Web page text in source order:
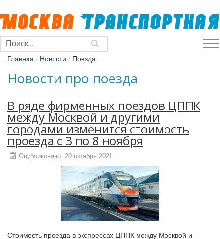
Главная / Новости / Поезда
Новости про поезда
В ряде фирменных поездов ЦППК
между Москвой и другими
городами изменится стоимость
проезда с 3 по 8 ноября
Опубликовано: 20 октября 2021
Стоимость проезда в экспрессах ЦППК между Москвой и